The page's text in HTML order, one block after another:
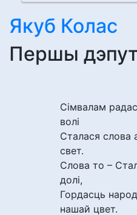
Якуб Колас
Першы
Сімвалам
волі
Сталася слова
свет.
Слова то –
долі,
Гордасць
нашай цвет.